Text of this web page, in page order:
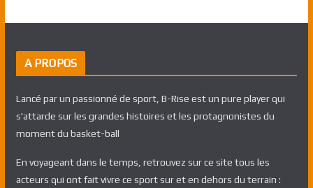
A PROPOS
Lancé par un passionné de sport, B-Rise est un pure player qui
s'attarde sur les grandes histoires et les protagnonistes du
moment du basket-ball
En voyageant dans le temps, retrouvez sur ce site tous les
acteurs qui ont fait vivre ce sport sur et en dehors du terrain :